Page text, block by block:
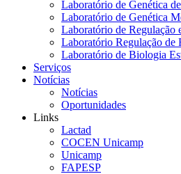
Laboratório de Genética
Laboratório de Genética
Laboratório de Regulação
Laboratório Regulação
Laboratório de Biologia
Serviços
Notícias
Notícias
Oportunidades
Links
Lactad
COCEN Unicamp
Unicamp
FAPESP